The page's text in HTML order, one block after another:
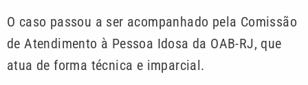
O caso passou a ser acompanhado pela Comissão
de Atendimento à Pessoa Idosa da OAB-RJ, que
atua de forma técnica e imparcial.